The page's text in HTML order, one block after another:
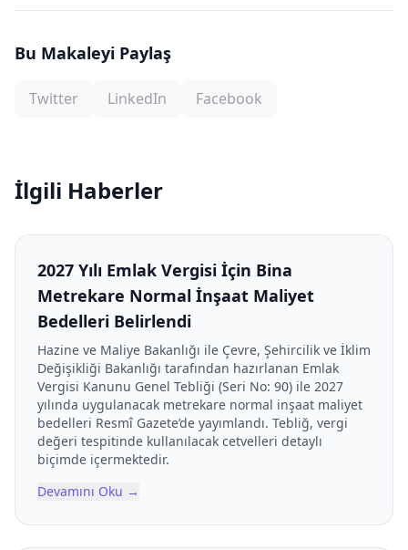
Bu Makaleyi Paylaş
Twitter LinkedIn Facebook
İlgili Haberler
2027 Yılı Emlak Vergisi İçin Bina
Metrekare Normal İnşaat Maliyet
Bedelleri Belirlendi
Hazine ve Maliye Bakanlığı ile Çevre, Şehircilik ve İklim
Değişikliği Bakanlığı tarafından hazırlanan Emlak
Vergisi Kanunu Genel Tebliği (Seri No: 90) ile 2027
yılında uygulanacak metrekare normal inşaat maliyet
bedelleri Resmî Gazete’de yayımlandı. Tebliğ, vergi
değeri tespitinde kullanılacak cetvelleri detaylı
biçimde içermektedir.
Devamını Oku →